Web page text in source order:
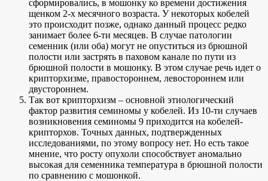
сформировались, в мошонку ко времени достижения
щенком 2-х месячного возраста. У некоторых кобелей
это происходит позже, однако данный процесс редко
занимает более 6-ти месяцев. В случае патологии
семенник (или оба) могут не опуститься из брюшной
полости или застрять в паховом канале по пути из
брюшной полости в мошонку. В этом случае речь идет о
крипторхизме, правостороннем, левостороннем или
двустороннем.
Так вот крипторхизм – основной этиологический
фактор развития семиномы у кобелей. Из 10-ти случаев
возникновения семиномы 9 приходится на кобелей-
крипторхов. Точных данных, подтвержденных
исследованиями, по этому вопросу нет. Но есть такое
мнение, что росту опухоли способствует аномально
высокая для семенника температура в брюшной полости
по сравнению с мошонкой.